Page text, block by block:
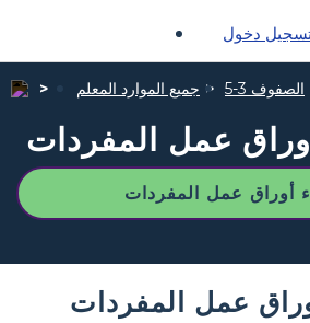
دخول
جميع الموارد المعلم الصفوف 3-5
عمل المفردات
أوراق عمل المفردات
عمل المفردات